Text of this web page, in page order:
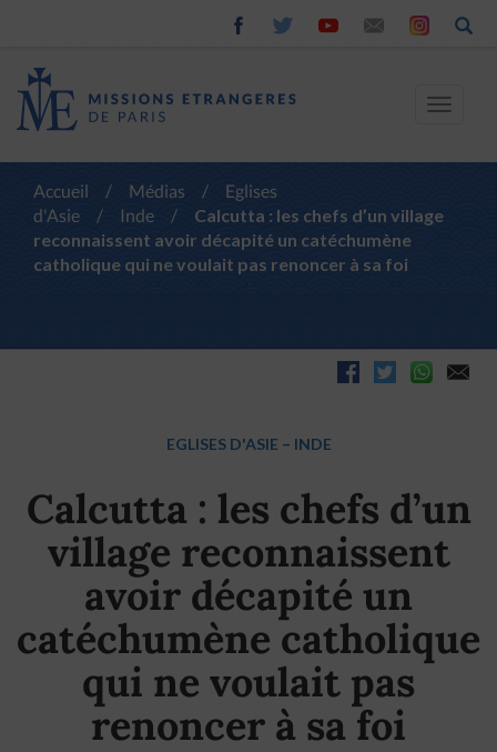
Toggle
Accueil / Médias /
Eglises
d'Asie
/ Inde /
Calcutta : les chefs d’un village
reconnaissent avoir décapité un catéchumène
catholique qui ne voulait pas renoncer à sa foi
EGLISES D'ASIE – INDE
Calcutta : les chefs d’un
village reconnaissent
avoir décapité un
catéchumène catholique
qui ne voulait pas
renoncer à sa foi